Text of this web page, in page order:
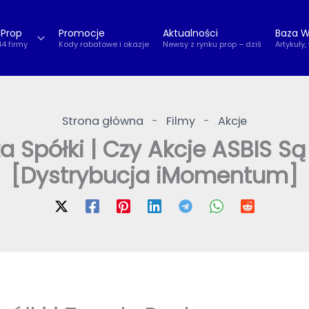
firmy
Promocje
Kody rabatowe i okazje
Aktualności
Newsy z rynku prop – dziś
Baza
Strona główna - Filmy - Akcje
Spółki | Czy Akcje ASBIS
[Dystrybucja iMomentum]